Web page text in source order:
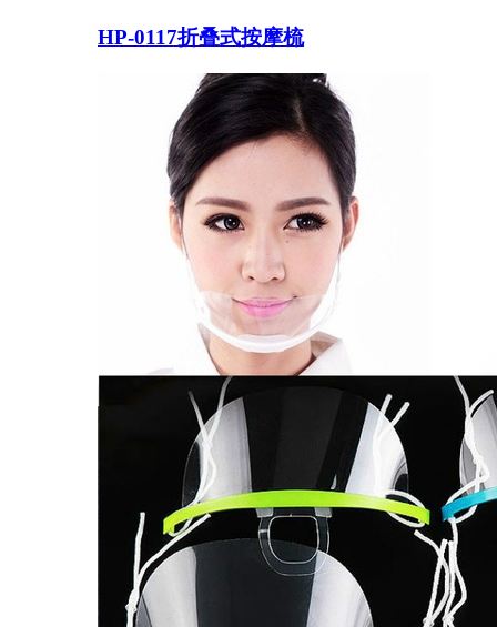
HP-0117折叠式按摩梳